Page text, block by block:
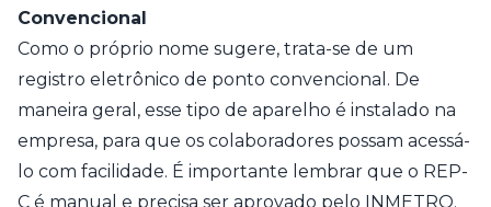
Convencional
Como o próprio nome sugere, trata-se de um
registro eletrônico de ponto convencional. De
maneira geral, esse tipo de aparelho é instalado na
empresa, para que os colaboradores possam acessá-
lo com facilidade. É importante lembrar que o REP-
C é manual e precisa ser aprovado pelo INMETRO.